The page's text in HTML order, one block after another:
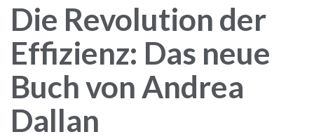
Die Revolution der
Effizienz: Das neue
Buch von Andrea
Dallan